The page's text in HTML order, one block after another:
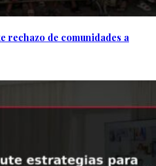
rechazo de comunidades a